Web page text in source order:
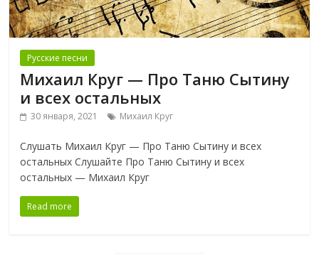
Русские песни
Михаил Круг — Про Таню Сытину
и всех остальных
30 января, 2021 Михаил Круг
Слушать Михаил Круг — Про Таню Сытину и всех
остальных Слушайте Про Таню Сытину и всех
остальных — Михаил Круг
Read more